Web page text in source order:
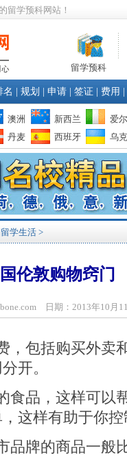
留学预科网站！
留学预科
名 规划 申请 签证 费用
澳洲 新西兰
爱
丹麦 西班牙 乌
学生活 >
伦敦购物窍门
日期：2013年10月
，包括购买外卖
开。
食品，这样可以
这样有助于你
品牌的商品一般